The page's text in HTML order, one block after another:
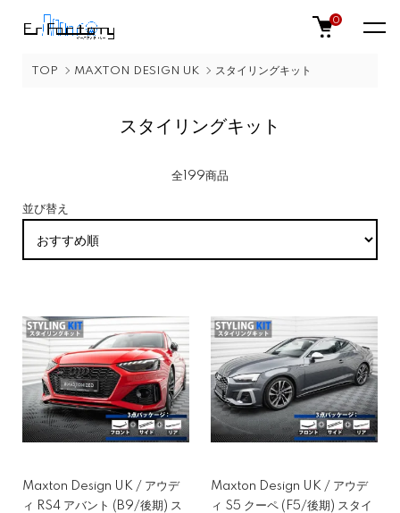
0
TOP MAXTON DESIGN UK スタイリングキット
スタイリングキット
全199商品
並び替え
Maxton Design UK / アウデ
ィ RS4 アバント (B9/後期) ス
Maxton Design UK / アウデ
ィ S5 クーペ (F5/後期) スタイ